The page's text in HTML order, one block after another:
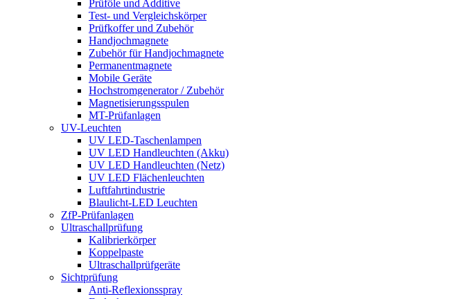
Prüföle und Additive
Test- und Vergleichskörper
Prüfkoffer und Zubehör
Handjochmagnete
Zubehör für Handjochmagnete
Permanentmagnete
Mobile Geräte
Hochstrom­generator / Zubehör
Magnetisierungs­spulen
MT-Prüfanlagen
UV-Leuchten
UV LED-Taschenlampen
UV LED Handleuchten (Akku)
UV LED Handleuchten (Netz)
UV LED Flächenleuchten
Luftfahrt­industrie
Blaulicht-LED Leuchten
ZfP-Prüfanlagen
Ultraschallprüfung
Kalibrierkörper
Koppelpaste
Ultraschallprüfgeräte
Sichtprüfung
Anti-Reflexionsspray